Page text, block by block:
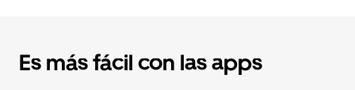
Es más fácil con las apps